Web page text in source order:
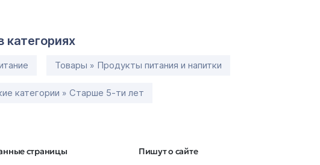
категориях
Товары » Продукты питания и напитки
категории » Старше 5-ти лет
страницы Пишут о сайте